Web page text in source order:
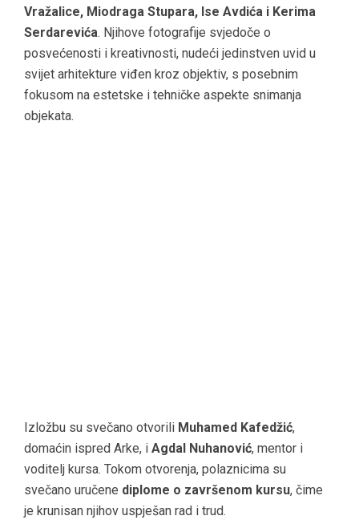
Vražalice, Miodraga Stupara, Ise Avdića i Kerima
Serdarevića. Njihove fotografije svjedoče o
posvećenosti i kreativnosti, nudeći jedinstven uvid u
svijet arhitekture viđen kroz objektiv, s posebnim
fokusom na estetske i tehničke aspekte snimanja
objekata.
Izložbu su svečano otvorili Muhamed Kafedžić,
domaćin ispred Arke, i Agdal Nuhanović, mentor i
voditelj kursa. Tokom otvorenja, polaznicima su
svečano uručene diplome o završenom kursu, čime
je krunisan njihov uspješan rad i trud.